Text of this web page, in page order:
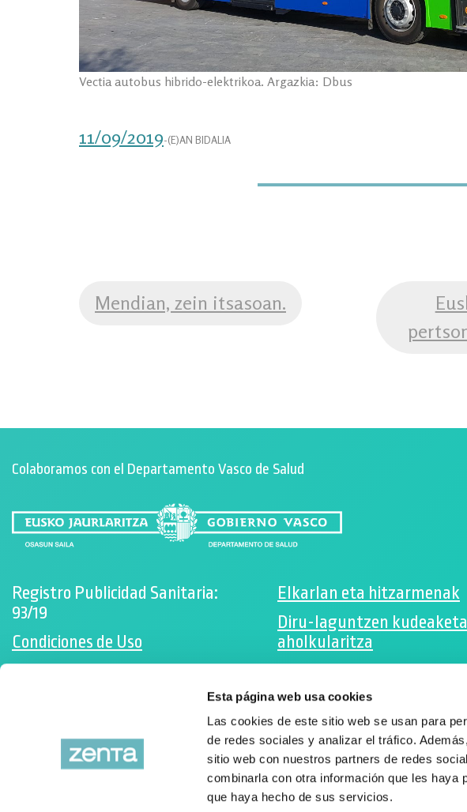
Esta página web usa cookies
Las cookies de este sitio web se usan para
de redes sociales y analizar el tráfico.
sitio web con nuestros partners de redes
combinarla con otra información que les haya
que haya hecho de sus servicios.
Vectia autobus hibrido-elektrikoa. Argazkia: Dbus
11/09/2019-(E)AN BIDALIA
POST
Mendian, zein itsasoan.
Colaboramos con el Departamento Vasco de Salud
Registro Publicidad Sanitaria:
93/19
Condiciones de Uso
Desarrollado por Triplevdoble
Elkarlan eta hitzarmenak
Diru-laguntzen
aholkularitza
Facebook
Instagram